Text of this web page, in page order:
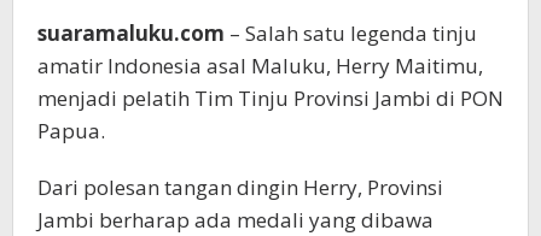
suaramaluku.com – Salah satu legenda tinju
amatir Indonesia asal Maluku, Herry Maitimu,
menjadi pelatih Tim Tinju Provinsi Jambi di PON
Papua.
Dari polesan tangan dingin Herry, Provinsi
Jambi berharap ada medali yang dibawa